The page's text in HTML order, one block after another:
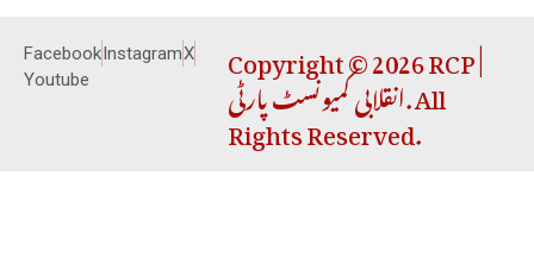
FacebookInstagramX
Youtube
Copyright © 2026 RCP |
انقلابی کمیونسٹ پارٹی. All
Rights Reserved.